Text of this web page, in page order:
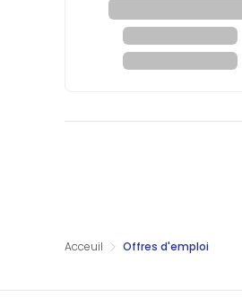
Acceuil Offres d'emploi